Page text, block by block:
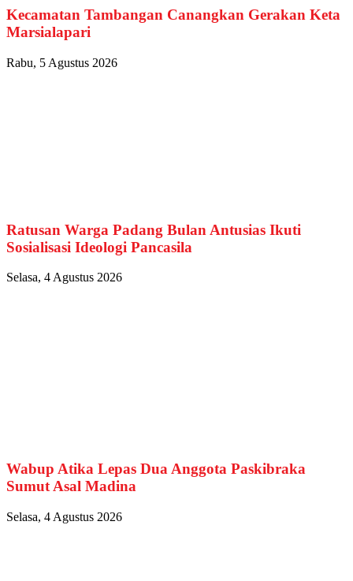
Kecamatan Tambangan Canangkan Gerakan Keta
Marsialapari
Rabu, 5 Agustus 2026
Ratusan Warga Padang Bulan Antusias Ikuti
Sosialisasi Ideologi Pancasila
Selasa, 4 Agustus 2026
Wabup Atika Lepas Dua Anggota Paskibraka
Sumut Asal Madina
Selasa, 4 Agustus 2026